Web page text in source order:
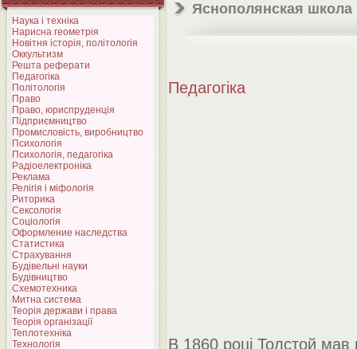
Наука і техніка
Нарисна геометрія
Новітня історія, політологія
Оккультизм
Решта реферати
Педагогіка
Політологія
Право
Право, юриспруденція
Підприємництво
Промисловість, виробництво
Психологія
Психологія, педагогіка
Радіоелектроніка
Реклама
Релігія і міфологія
Риторика
Сексологія
Соціологія
Оформление наследства
Статистика
Страхування
Будівельні науки
Будівництво
Схемотехника
Митна система
Теорія держави і права
Теорія організації
Теплотехніка
Технологія
Яснополянская школа
Педагогіка
В 1860 році Толстой мав